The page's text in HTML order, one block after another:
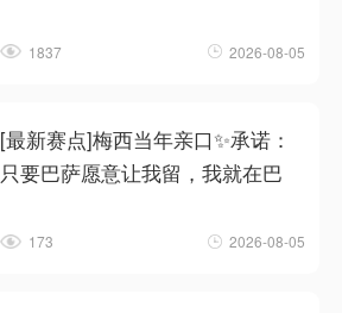
1837 2026-08-05
[最新赛点]梅西当年亲口✨承诺：
只要巴萨愿意让我留，我就在巴
173 2026-08-05